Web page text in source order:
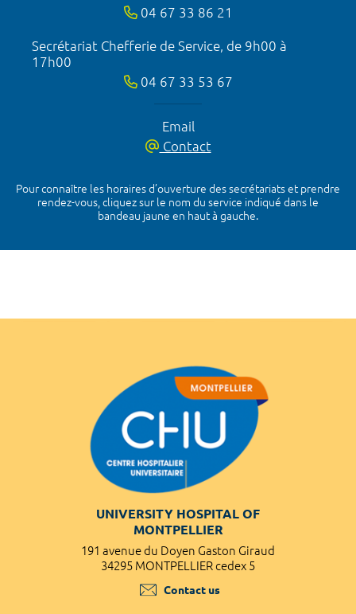
04 67 33 86 21
Secrétariat Chefferie de Service, de 9h00 à
17h00
04 67 33 53 67
Email
Contact
Pour connaître les horaires d’ouverture des secrétariats et prendre
rendez-vous, cliquez sur le nom du service indiqué dans le
bandeau jaune en haut à gauche.
UNIVERSITY HOSPITAL OF
MONTPELLIER
191 avenue du Doyen Gaston Giraud
34295 MONTPELLIER cedex 5
Contact us